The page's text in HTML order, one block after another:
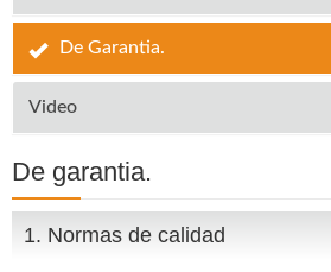
De Garantia.
Video
De garantia.
1. Normas de calidad